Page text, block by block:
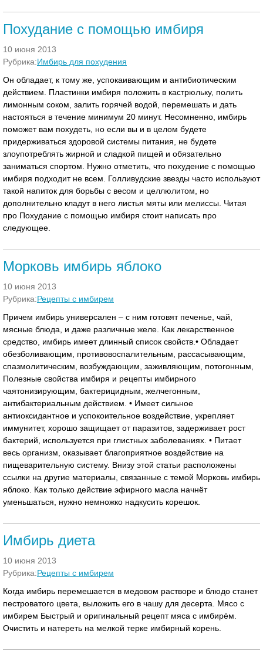
Похудание с помощью имбиря
10 июня 2013
Рубрика:Имбирь для похудения
Он обладает, к тому же, успокаивающим и антибиотическим
действием. Пластинки имбиря положить в кастрюльку, полить
лимонным соком, залить горячей водой, перемешать и дать
настояться в течение минимум 20 минут. Несомненно, имбирь
поможет вам похудеть, но если вы и в целом будете
придерживаться здоровой системы питания, не будете
злоупотреблять жирной и сладкой пищей и обязательно
заниматься спортом. Нужно отметить, что похудение с помощью
имбиря подходит не всем. Голливудские звезды часто используют
такой напиток для борьбы с весом и целлюлитом, но
дополнительно кладут в него листья мяты или мелиссы. Читая
про Похудание с помощью имбиря стоит написать про
следующее.
Морковь имбирь яблоко
10 июня 2013
Рубрика:Рецепты с имбирем
Причем имбирь универсален – с ним готовят печенье, чай,
мясные блюда, и даже различные желе. Как лекарственное
средство, имбирь имеет длинный список свойств.• Обладает
обезболивающим, противовоспалительным, рассасывающим,
спазмолитическим, возбуждающим, заживляющим, потогонным,
Полезные свойства имбиря и рецепты имбирного
чаятонизирующим, бактерицидным, желчегонным,
антибактериальным действием. • Имеет сильное
антиоксидантное и успокоительное воздействие, укрепляет
иммунитет, хорошо защищает от паразитов, задерживает рост
бактерий, используется при глистных заболеваниях. • Питает
весь организм, оказывает благоприятное воздействие на
пищеварительную систему. Внизу этой статьи расположены
ссылки на другие материалы, связанные с темой Морковь имбирь
яблоко. Как только действие эфирного масла начнёт
уменьшаться, нужно немножко надкусить корешок.
Имбирь диета
10 июня 2013
Рубрика:Рецепты с имбирем
Когда имбирь перемешается в медовом растворе и блюдо станет
пестроватого цвета, выложить его в чашу для десерта. Мясо с
имбирем Быстрый и оригинальный рецепт мяса с имбирём.
Очистить и натереть на мелкой терке имбирный корень.